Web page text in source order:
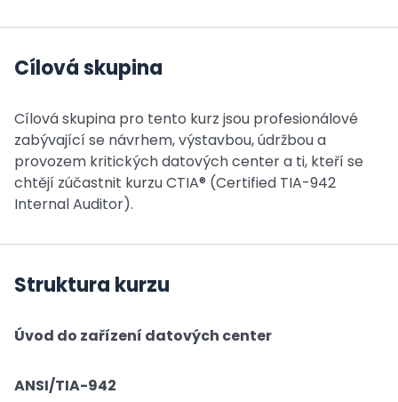
Cílová skupina
Cílová skupina pro tento kurz jsou profesionálové
zabývající se návrhem, výstavbou, údržbou a
provozem kritických datových center a ti, kteří se
chtějí zúčastnit kurzu CTIA® (Certified TIA-942
Internal Auditor).
Struktura kurzu
Úvod do zařízení datových center
ANSI/TIA-942